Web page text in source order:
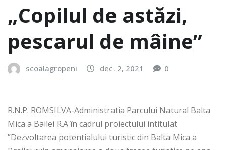
„Copilul de astăzi,
pescarul de mâine”
scoalagropeni dec. 2, 2021 0
R.N.P. ROMSILVA-Administratia Parcului Natural Balta
Mica a Bailei R.A în cadrul proiectului intitulat
”Dezvoltarea potentialului turistic din Balta Mica a